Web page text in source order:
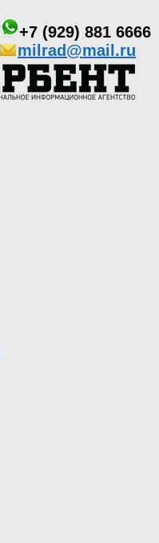
+7 (929) 881 6666
milrad@mail.ru